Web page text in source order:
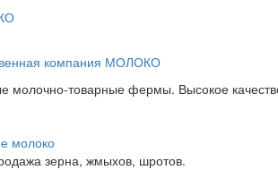
компания МОЛОКО
молочно-товарные фермы. Высокое
молоко
зерна, жмыхов, шротов.